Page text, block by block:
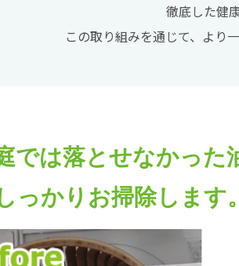
徹底した健
この取り組みを通じて、より
では落とせなかった
っかりお掃除します。